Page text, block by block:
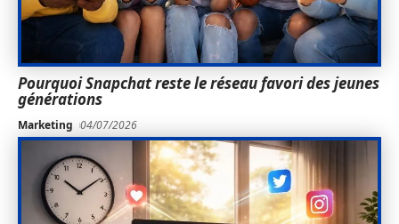
Pourquoi Snapchat reste le réseau favori des jeunes
générations
Marketing 04/07/2026